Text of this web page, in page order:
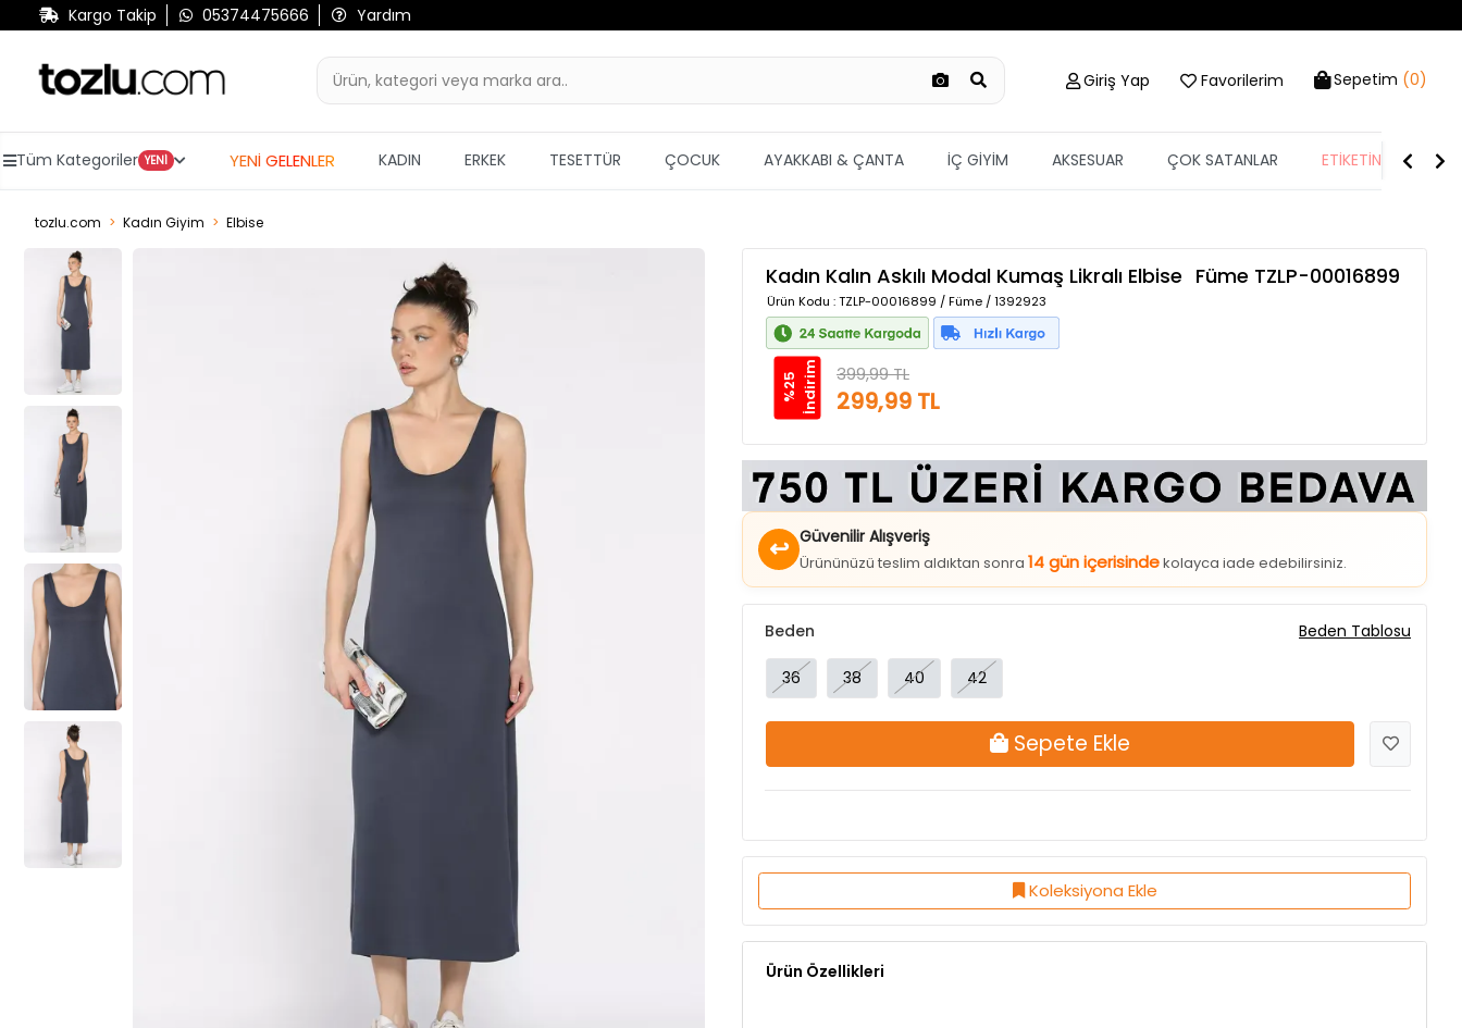
Kargo Takip 05374475666 Yardım
Giriş Yap Favorilerim Sepetim (0)
Tüm Kategoriler YENİ YENİ GELENLER KADIN ERKEK TESETTÜR ÇOCUK AYAKKABI & ÇANTA İÇ GİYİM AKSESUAR ÇOK SATANLAR ETİKETİN YARISI
tozlu.com Kadın Giyim Elbise
Kadın Kalın Askılı Modal Kumaş Likralı Elbise Füme TZLP-00016899
Ürün Kodu : TZLP-00016899 / Füme / 1392923
%
2
5
İ
n
d
i
r
i m 399,99 TL
299,99 TL
↩ Güvenilir Alışveriş
Ürününüzü teslim aldıktan sonra14 gün içerisindekolayca iade edebilirsiniz.
36
Koleksiyona Ekle
Ürün Özellikleri